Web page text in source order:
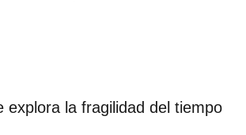
explora la fragilidad del tiempo